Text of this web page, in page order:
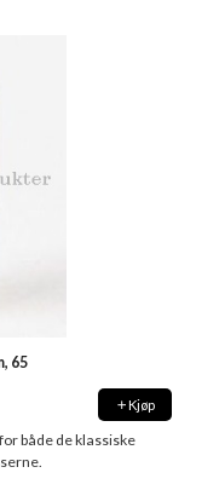
65
Kjøp
både de klassiske